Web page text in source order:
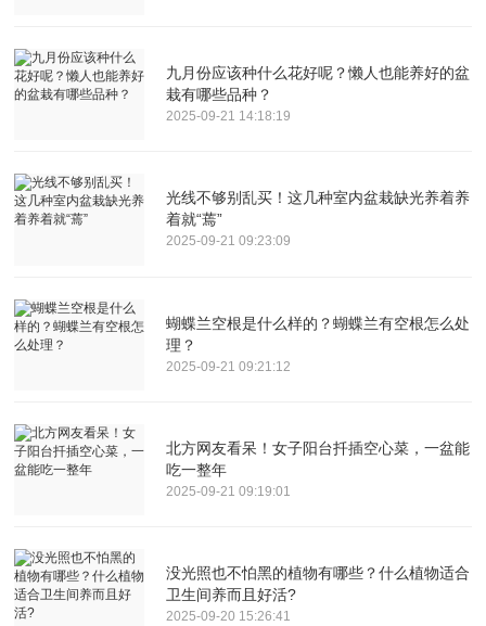
九月份应该种什么花好呢？懒人也能养好的盆
栽有哪些品种？
2025-09-21 14:18:19
光线不够别乱买！这几种室内盆栽缺光养着养
着就“蔫”
2025-09-21 09:23:09
蝴蝶兰空根是什么样的？蝴蝶兰有空根怎么处
理？
2025-09-21 09:21:12
北方网友看呆！女子阳台扦插空心菜，一盆能
吃一整年
2025-09-21 09:19:01
没光照也不怕黑的植物有哪些？什么植物适合
卫生间养而且好活?
2025-09-20 15:26:41